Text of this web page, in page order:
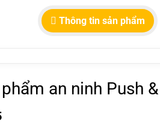
Thông tin sản phẩm
an ninh Push